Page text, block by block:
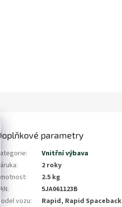
Doplňkové parametry
Kategorie:
Vnitřní výbava
Záruka:
2 roky
Hmotnost:
2.5 kg
EAN:
5JA061123B
Model vozu: Rapid, Rapid Spaceback